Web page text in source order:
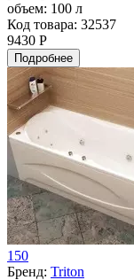
объем: 100 л
Код товара: 32537
9430 Р
Подробнее
150
Бренд: Triton